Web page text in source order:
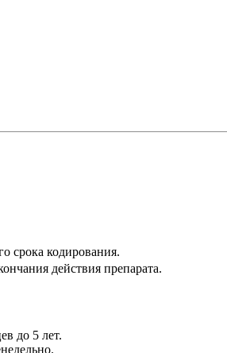
срока кодирования.
действия препарата.
до 5 лет.